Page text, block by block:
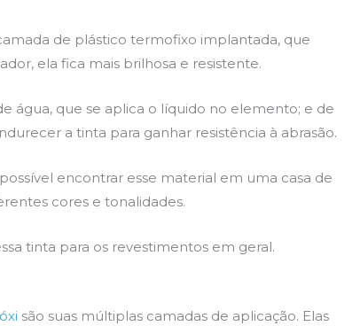
de plástico termofixo implantada, que
ela fica mais brilhosa e resistente.
água, que se aplica o líquido no elemento; e de
a tinta para ganhar resistência à abrasão.
encontrar esse material em uma casa de
cores e tonalidades.
tinta para os revestimentos em geral.
são suas múltiplas camadas de aplicação. Elas